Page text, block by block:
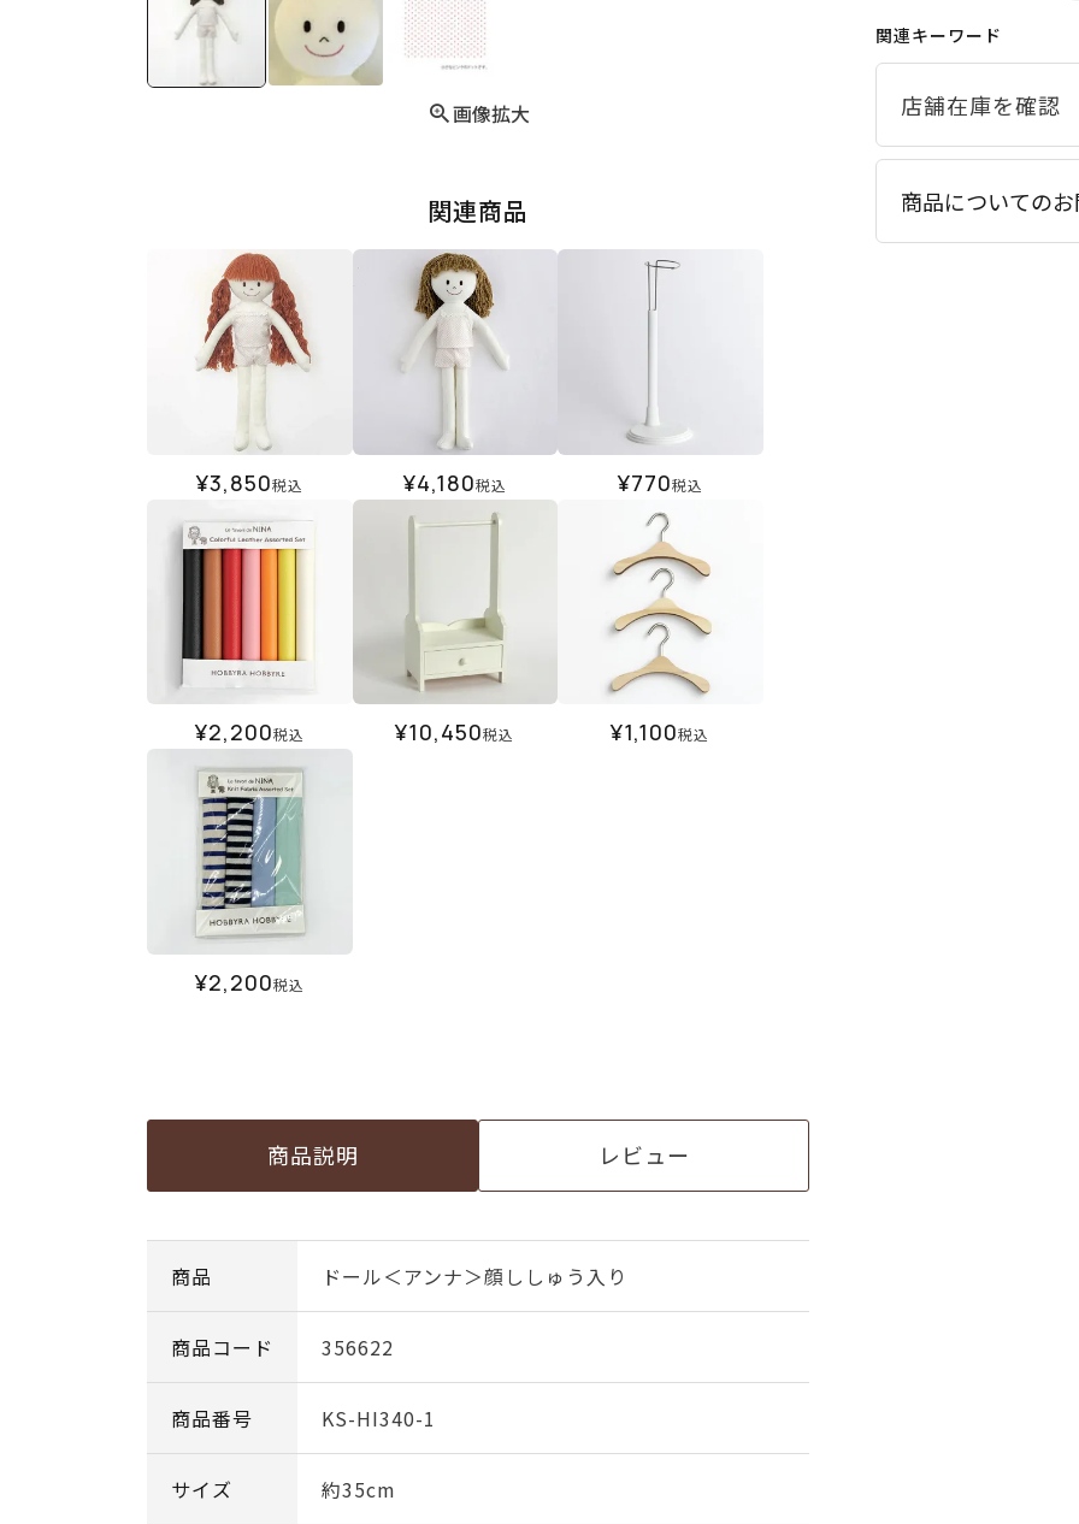
画像拡大
関連商品
¥3,850税込 ¥4,180税込 ¥770税込
¥2,200税込 ¥10,450税込 ¥1,100税込
¥2,200税込
商品説明 レビュー
商品 ドール＜アンナ＞顔ししゅう入り
商品コード 356622
商品番号 KS-HI340-1
サイズ 約35cm
関連キーワード
商品についての